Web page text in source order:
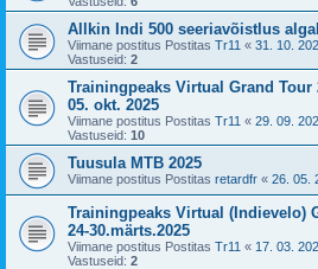
Allkin Indi 500 seeriavõistlus
Viimane postitus Postitas Tr11 « 31. 10.
Vastuseid: 2
Trainingpeaks Virtual Grand
05. okt. 2025
Viimane postitus Postitas Tr11 « 29. 09.
Vastuseid: 10
Tuusula MTB 2025
Viimane postitus Postitas retardfr « 26. 05.
Trainingpeaks Virtual (Indievelo)
24-30.märts.2025
Viimane postitus Postitas Tr11 « 17. 03.
Vastuseid: 2